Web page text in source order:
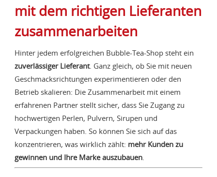
mit dem richtigen Lieferanten
zusammenarbeiten
Hinter jedem erfolgreichen Bubble-Tea-Shop steht ein
zuverlässiger Lieferant. Ganz gleich, ob Sie mit neuen
Geschmacksrichtungen experimentieren oder den
Betrieb skalieren: Die Zusammenarbeit mit einem
erfahrenen Partner stellt sicher, dass Sie Zugang zu
hochwertigen Perlen, Pulvern, Sirupen und
Verpackungen haben. So können Sie sich auf das
konzentrieren, was wirklich zählt: mehr Kunden zu
gewinnen und Ihre Marke auszubauen